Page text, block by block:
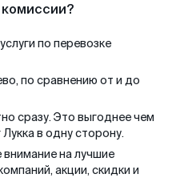
по перевозке
по сравнению от и до
сразу. Это выгоднее чем
в одну сторону.
на лучшие
акции, скидки и